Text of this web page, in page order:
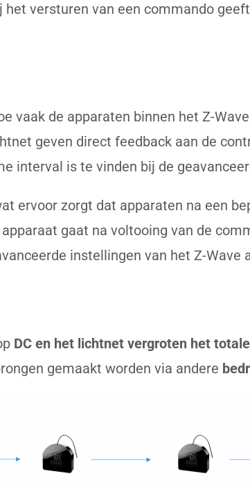
het versturen van een commando
vaak de apparaten binnen het Z-
geven direct feedback aan de
interval is te vinden bij de
ervoor zorgt dat apparaten na een
gaat na voltooing van de
instellingen van het Z-Wave
DC en het lichtnet vergroten het
gemaakt worden via andere